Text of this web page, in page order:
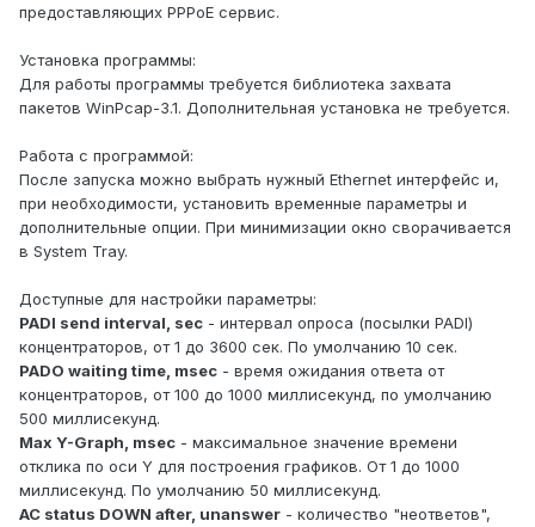
предоставляющих PPPoE сервис.
Установка программы:
Для работы программы требуется библиотека захвата
пакетов WinPcap-3.1. Дополнительная установка не требуется.
Работа с программой:
После запуска можно выбрать нужный Ethernet интерфейс и,
при необходимости, установить временные параметры и
дополнительные опции. При минимизации окно сворачивается
в System Tray.
Доступные для настройки параметры:
PADI send interval, sec - интервал опроса (посылки PADI)
концентраторов, от 1 до 3600 сек. По умолчанию 10 сек.
PADO waiting time, msec - время ожидания ответа от
концентраторов, от 100 до 1000 миллисекунд, по умолчанию
500 миллисекунд.
Max Y-Graph, msec - максимальное значение времени
отклика по оси Y для построения графиков. От 1 до 1000
миллисекунд. По умолчанию 50 миллисекунд.
AC status DOWN after, unanswer - количество "неответов",